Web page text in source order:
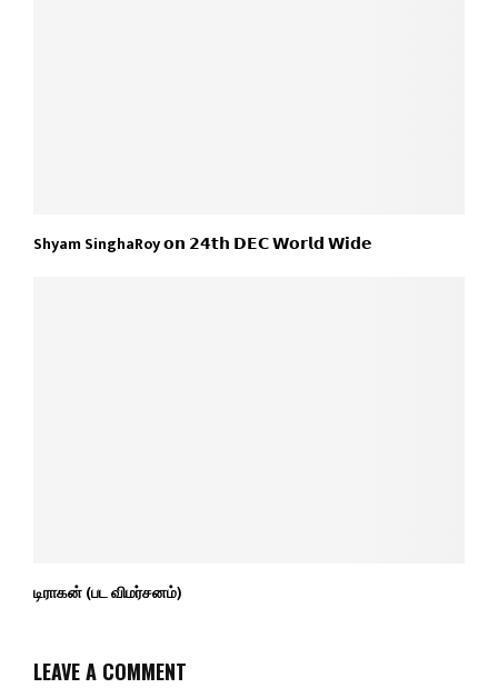
Shyam SinghaRoy 𝗼𝗻 𝟮𝟰𝘁𝗵 𝗗𝗘𝗖 𝗪𝗼𝗿𝗹𝗱 𝗪𝗶𝗱𝗲
டிராகன் (பட விமர்சனம்)
LEAVE A COMMENT